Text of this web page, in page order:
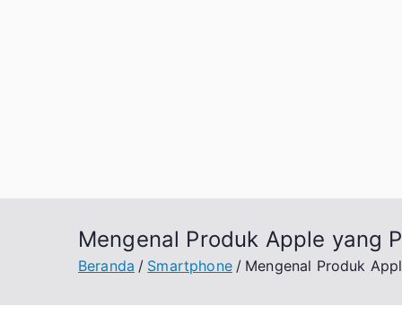
Mengenal Produk Apple yang
Beranda Smartphone Mengenal Produk